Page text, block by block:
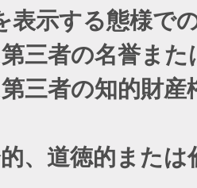
表示する態様で
三者の名誉ま
三者の知的財
、道徳的また